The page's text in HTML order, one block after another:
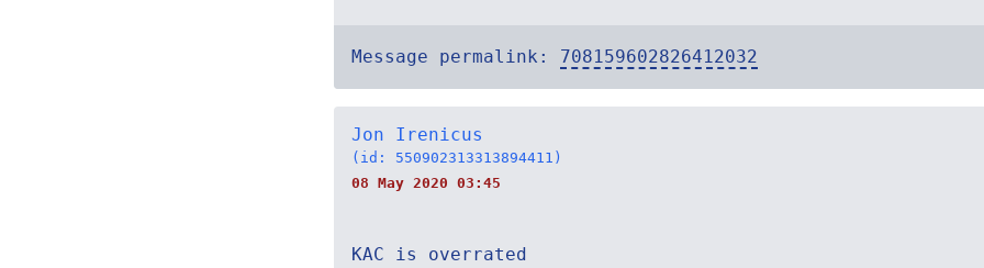
Message permalink: 708159602826412032
Jon Irenicus
(id: 550902313313894411)
08 May 2020 03:45
KAC is overrated